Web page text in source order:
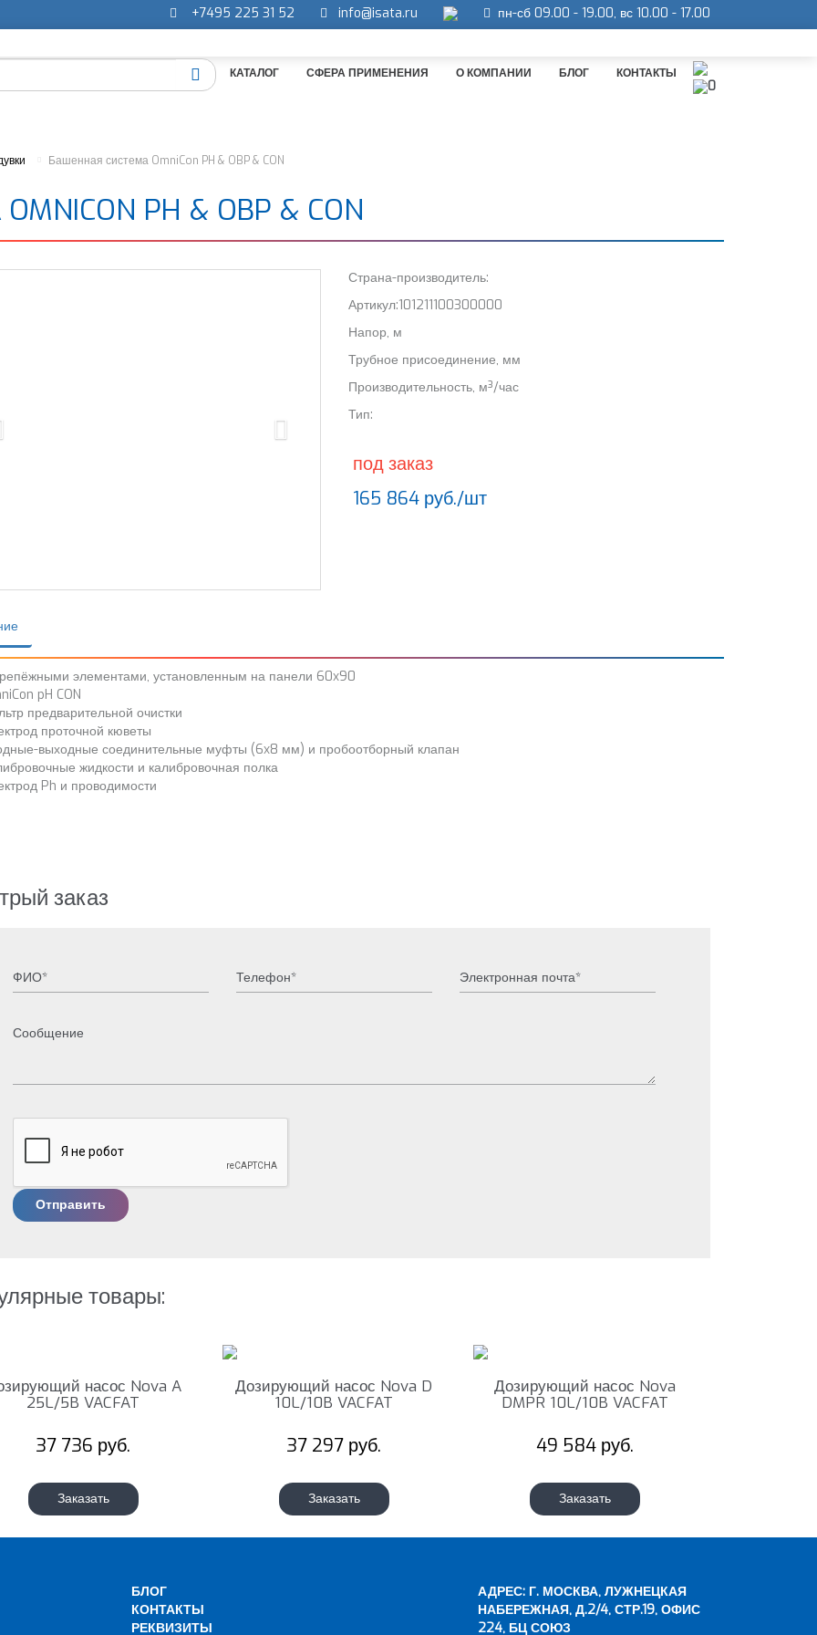
+7495 225 31 52 info@isata.ru пн-сб 09.00 - 19.00, вс 10.00 - 17.00
КАТАЛОГ СФЕРА ПРИМЕНЕНИЯ О КОМПАНИИ БЛОГ КОНТАКТЫ
0
Башенная система OmniCon PH & OBP & CON
PH & OBP & CON
Страна-производитель:
Артикул:101211100300000
Напор, м
Трубное присоединение, мм
Производительность, м³/час
Тип:
под заказ
165 864 руб./шт
элементами, установленным на панели 60x90
pH CON
предварительной очистки
проточной кюветы
выходные соединительные муфты (6x8 мм) и пробоотборный клапан
жидкости и калибровочная полка
Ph и проводимости
заказ
Отправить
товары:
насос Nova A
25L/5B VACFAT
37 736 руб.
Заказать
Дозирующий насос Nova D
10L/10B VACFAT
37 297 руб.
Заказать
Дозирующий насос Nova
DMPR 10L/10B VACFAT
49 584 руб.
Заказать
БЛОГ
КОНТАКТЫ
РЕКВИЗИТЫ
АДРЕС: Г. МОСКВА, ЛУЖНЕЦКАЯ
НАБЕРЕЖНАЯ, Д.2/4, СТР.19, ОФИС
224, БЦ СОЮЗ